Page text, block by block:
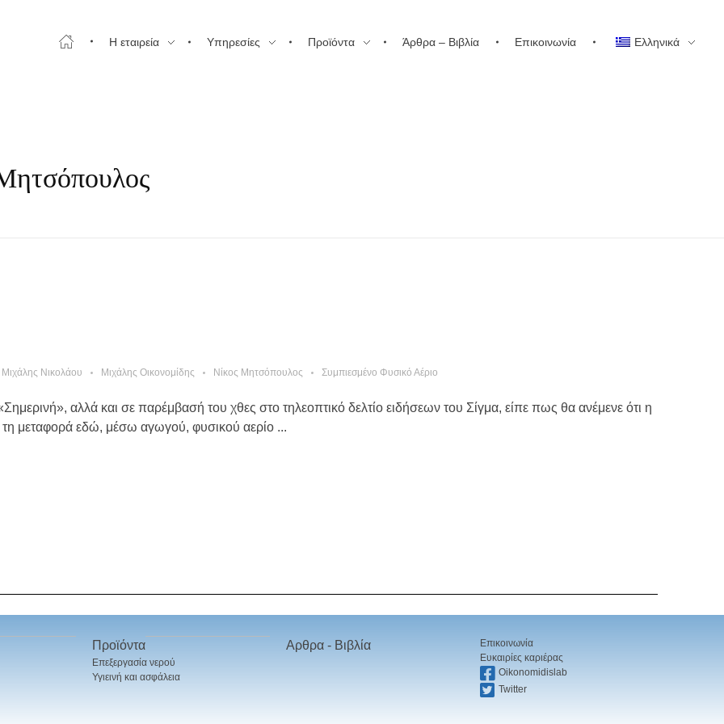
Η εταιρεία Υπηρεσίες Προϊόντα Άρθρα – Βιβλία Επικοινωνία Ελληνικά
Μιχάλης Νικολάου Μιχάλης Οικονομίδης Νίκος Μητσόπουλος Συμπιεσμένο Φυσικό Αέριο
αλλά και σε παρέμβασή του χθες στο τηλεοπτικό δελτίο ειδήσεων του Σίγμα, είπε πως θα ανέμενε ότι η
μεταφορά εδώ, μέσω αγωγού, φυσικού αερίο ...
Προϊόντα
Επεξεργασία νερού
Υγιεινή και ασφάλεια
Αρθρα - Βιβλία
Επικοινωνία
Ευκαιρίες καριέρας
Oikonomidislab
Twitter